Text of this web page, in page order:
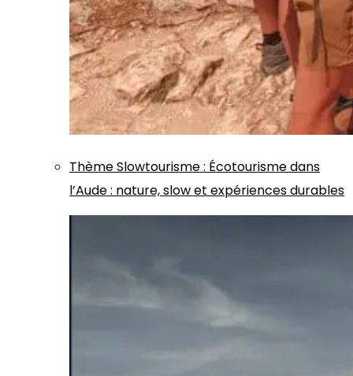
ThèmeSlowtourisme: Écotourisme dans
l’Aude : nature, slow et expériences durables